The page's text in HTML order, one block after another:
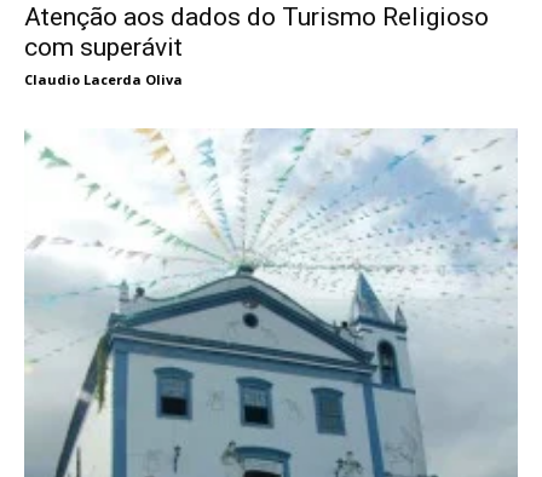
Atenção aos dados do Turismo Religioso
com superávit
Claudio Lacerda Oliva